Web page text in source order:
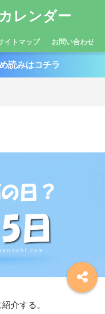
レンダー
イトマップ お問い合わせ
読みはコチラ
介する。